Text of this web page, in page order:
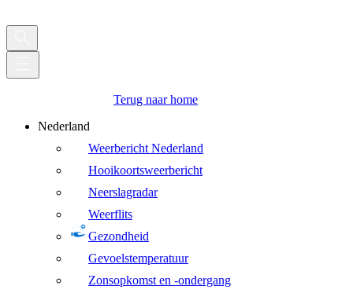
Terug naar home
Nederland
Weerbericht Nederland
Hooikoortsweerbericht
Neerslagradar
Weerflits
Gezondheid
Gevoelstemperatuur
Zonsopkomst en -ondergang